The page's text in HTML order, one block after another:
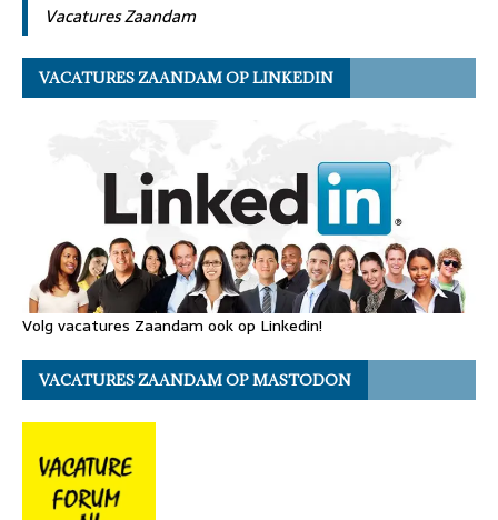
Vacatures Zaandam
VACATURES ZAANDAM OP LINKEDIN
Volg vacatures Zaandam ook op Linkedin!
VACATURES ZAANDAM OP MASTODON